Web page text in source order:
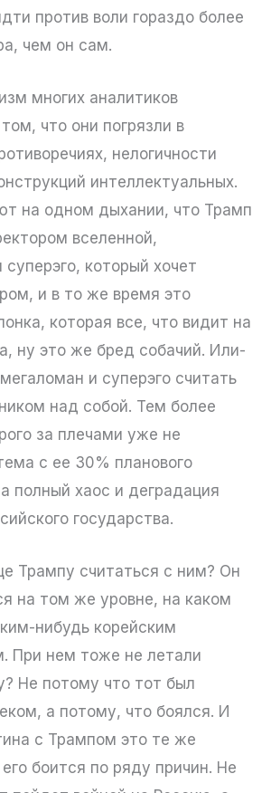
против воли гораздо более
чем он сам.
многих аналитиков
что они погрязли в
нелогичности
интеллектуальных.
на одном дыхании, что Трамп
вселенной,
который хочет
и в то же время это
которая все, что видит на
ну это же бред собачий. Или-
и суперэго считать
над собой. Тем более
за плечами уже не
с ее 30% планового
полный хаос и деградация
государства.
Трампу считаться с ним? Он
на том же уровне, на каком
нибудь корейским
При нем тоже не летали
Не потому что тот был
а потому, что боялся. И
с Трампом это те же
боится по ряду причин. Не